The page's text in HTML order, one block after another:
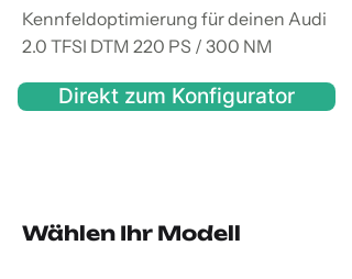
Kennfeldoptimierung für deinen Audi
2.0 TFSI DTM 220 PS / 300 NM
Direkt zum Konfigurator
Wählen Ihr Modell